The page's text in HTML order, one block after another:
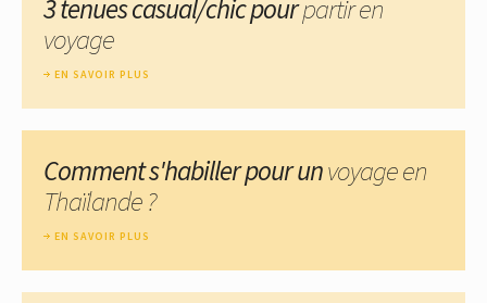
3 tenues casual/chic pourpartir en
voyage
EN SAVOIR PLUS
Comment s'habiller pour unvoyage en
Thaïlande ?
EN SAVOIR PLUS